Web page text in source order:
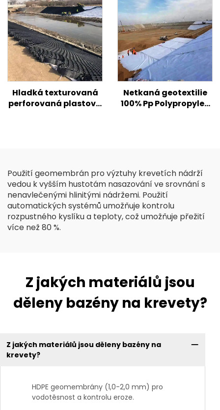
Hladká texturovaná
perforovaná plastová
Netkaná geotextilie
100% Pp Polypropylen
Použití geomembrán pro výztuhy krevetích nádrží
vedou k vyšším hustotám nasazování ve srovnání s
nenavlečenými hlinitými nádržemi. Použití
automatických systémů umožňuje kontrolu
rozpustného kyslíku a teploty, což umožňuje přežití
více než 80 %.
Z jakých materiálů jsou
děleny bazény na krevety?
Z jakých materiálů jsou děleny bazény na
krevety?
HDPE geomembrány (1,0-2,0 mm) pro
vodotěsnost a kontrolu eroze.